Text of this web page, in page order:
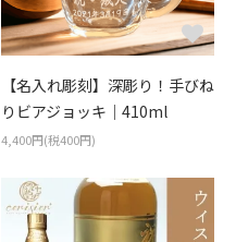
【名入れ彫刻】深彫り！手びね
りビアジョッキ｜410ml
4,400円(税400円)